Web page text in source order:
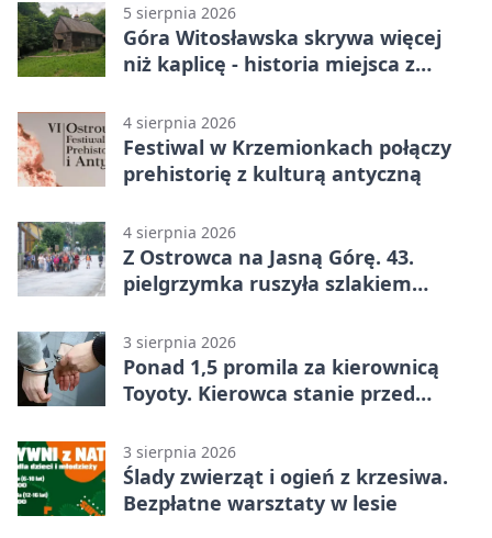
5 sierpnia 2026
Góra Witosławska skrywa więcej
niż kaplicę - historia miejsca z
4 sierpnia 2026
Festiwal w Krzemionkach połączy
prehistorię z kulturą antyczną
4 sierpnia 2026
Z Ostrowca na Jasną Górę. 43.
pielgrzymka ruszyła szlakiem
3 sierpnia 2026
Ponad 1,5 promila za kierownicą
Toyoty. Kierowca stanie przed
3 sierpnia 2026
Ślady zwierząt i ogień z krzesiwa.
Bezpłatne warsztaty w lesie